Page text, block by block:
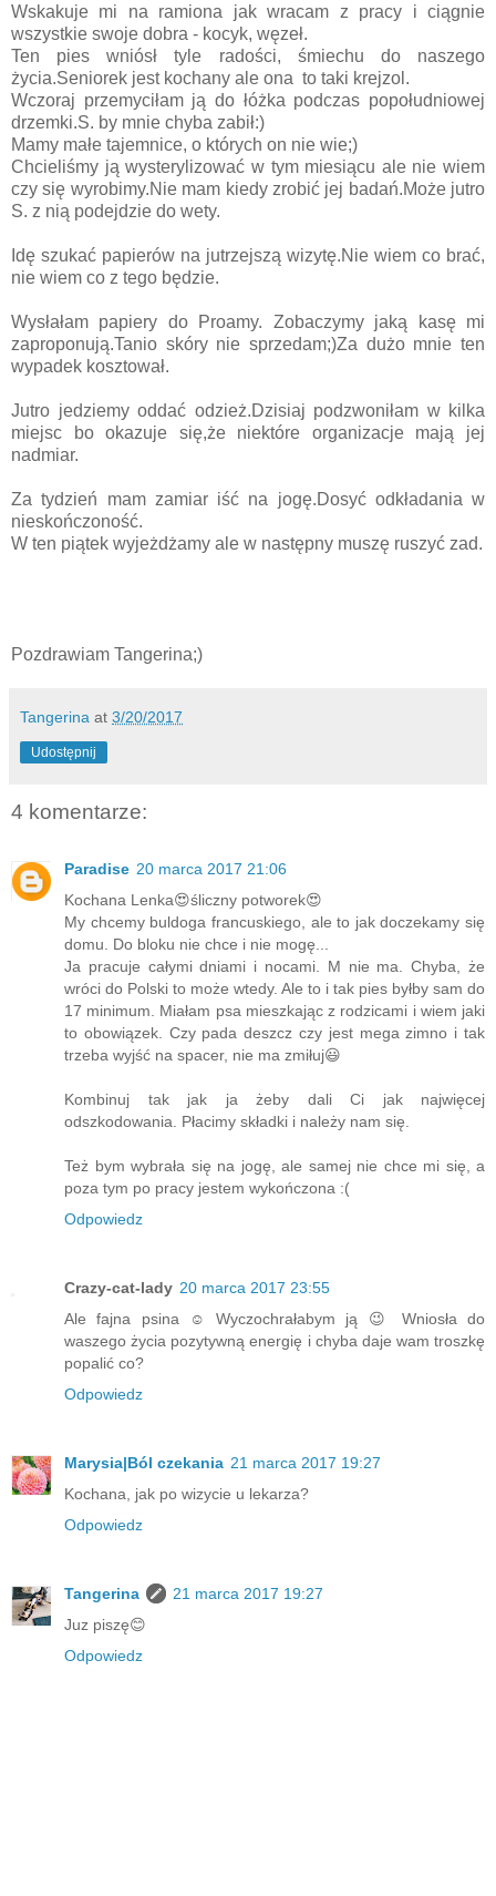
Wskakuje mi na ramiona jak wracam z pracy i ciągnie
wszystkie swoje dobra - kocyk, węzeł.
Ten pies wniósł tyle radości, śmiechu do naszego
życia.Seniorek jest kochany ale ona to taki krejzol.
Wczoraj przemyciłam ją do łóżka podczas popołudniowej
drzemki.S. by mnie chyba zabił:)
Mamy małe tajemnice, o których on nie wie;)
Chcieliśmy ją wysterylizować w tym miesiącu ale nie wiem
czy się wyrobimy.Nie mam kiedy zrobić jej badań.Może jutro
S. z nią podejdzie do wety.
Idę szukać papierów na jutrzejszą wizytę.Nie wiem co brać,
nie wiem co z tego będzie.
Wysłałam papiery do Proamy. Zobaczymy jaką kasę mi
zaproponują.Tanio skóry nie sprzedam;)Za dużo mnie ten
wypadek kosztował.
Jutro jedziemy oddać odzież.Dzisiaj podzwoniłam w kilka
miejsc bo okazuje się,że niektóre organizacje mają jej
nadmiar.
Za tydzień mam zamiar iść na jogę.Dosyć odkładania w
nieskończoność.
W ten piątek wyjeżdżamy ale w następny muszę ruszyć zad.
Pozdrawiam Tangerina;)
Tangerina at 3/20/2017
Udostępnij
4 komentarze:
Paradise 20 marca 2017 21:06
Kochana Lenka😍śliczny potworek😍
My chcemy buldoga francuskiego, ale to jak doczekamy się
domu. Do bloku nie chce i nie mogę...
Ja pracuje całymi dniami i nocami. M nie ma. Chyba, że
wróci do Polski to może wtedy. Ale to i tak pies byłby sam do
17 minimum. Miałam psa mieszkając z rodzicami i wiem jaki
to obowiązek. Czy pada deszcz czy jest mega zimno i tak
trzeba wyjść na spacer, nie ma zmiłuj😃
Kombinuj tak jak ja żeby dali Ci jak najwięcej
odszkodowania. Płacimy składki i należy nam się.
Też bym wybrała się na jogę, ale samej nie chce mi się, a
poza tym po pracy jestem wykończona :(
Odpowiedz
Crazy-cat-lady 20 marca 2017 23:55
Ale fajna psina ☺ Wyczochrałabym ją 😉 Wniosła do
waszego życia pozytywną energię i chyba daje wam troszkę
popalić co?
Odpowiedz
Marysia|Ból czekania 21 marca 2017 19:27
Kochana, jak po wizycie u lekarza?
Odpowiedz
Tangerina
21 marca 2017 19:27
Juz piszę😊
Odpowiedz